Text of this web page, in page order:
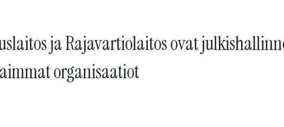
ja Rajavartiolaitos ovat
organisaatiot